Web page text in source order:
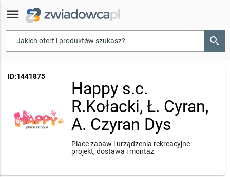
menu
▾ search
ID:1441875
Happy s.c.
R.Kołacki, Ł. Cyran,
A. Czyran Dys
Place zabaw i urządzenia rekreacyjne –
projekt, dostawa i montaż